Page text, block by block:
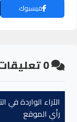
فيسبوك
0
الآراء الواردة
رأي الموقع